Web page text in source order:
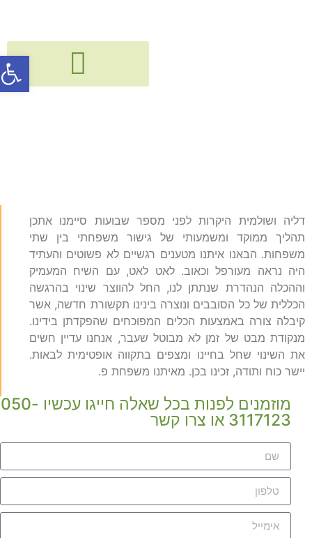
דליה ושולמית היקרות לפני מספר שבועות סיימנו אתכן
תהליך ממוקד ומשמעותי של גישור משפחתי בין שתי
משפחות. הבאנו איתנו מטענים רגשיים לא פשוטים והעתיד
היה נראה מעורפל וכאוב. לאט לאט, עם השיח המעמיק
וההכלה הנהדרת שנתתן לנו, החל להווצר שינוי בהרגשה
הכללית של כל הסובבים ונוצרה בינינו תקשורת חדשה, אשר
קיבלה צורה באמצעות הכלים המפוכחים שהפקדתן בידינו.
מנקודת מבט של זמן לא מבוטל שעבר, אנחנו עדיין חשים
את השינוי שחל בחיינו ומצפים בתקווה אופטימית לבאות.
יישר כוח ותודה, זכינו בכן. מאיתנו משפחת פ.
מוזמנים לפנות בכל שאלה חייגו עכשיו 050-
3117123 או צרו קשר
פתח